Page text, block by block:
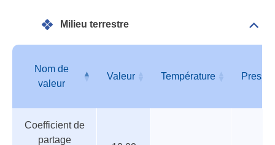
Milieu terrestre
des
Nom de
valeur
Valeur Température
valeur
Coefficient de
partage